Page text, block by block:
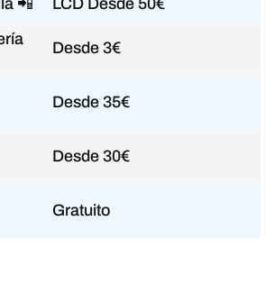
Desde 3€
Desde 35€
Desde 30€
Gratuito